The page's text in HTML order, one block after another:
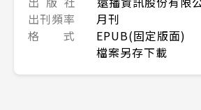
出刊頻率
月刊
格 式
EPUB(固定版面)
檔案另存下載